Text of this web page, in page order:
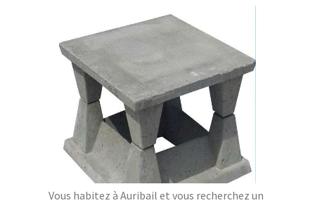
Vous habitez à Auribail et vous recherchez un